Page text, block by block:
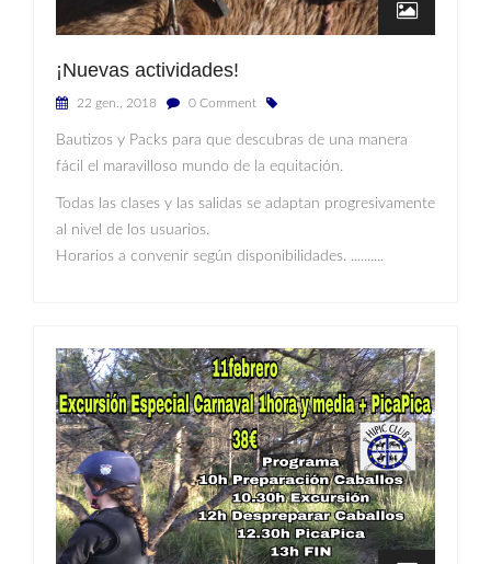
¡Nuevas actividades!
22 gen., 2018 0 Comment
Bautizos y Packs para que descubras de una manera
fácil el maravilloso mundo de la equitación.
Todas las clases y las salidas se adaptan progresivamente
al nivel de los usuarios.
Horarios a convenir según disponibilidades. ..........